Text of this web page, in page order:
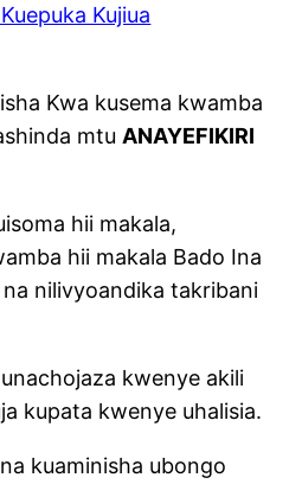
Kujiua
Kwa kusema kwamba
mtu ANAYEFIKIRI
hii makala,
hii makala Bado Ina
nilivyoandika takribani
kwenye akili
kupata kwenye uhalisia.
kuaminisha ubongo